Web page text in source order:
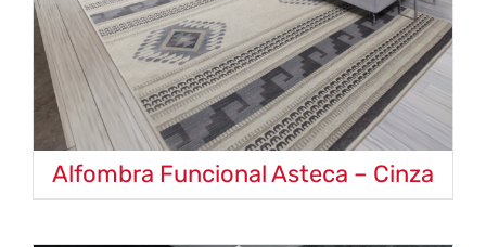
Alfombra Funcional Asteca – Cinza